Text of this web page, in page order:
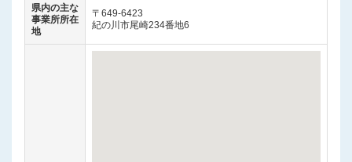
県内の主な
事業所所在
地
〒649-6423
紀の川市尾崎234番地6